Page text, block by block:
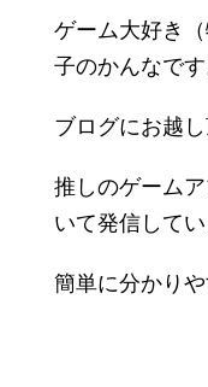
ゲーム大好き
子のかんなです
ブログにお越
推しのゲーム
いて発信してい
簡単に分かり